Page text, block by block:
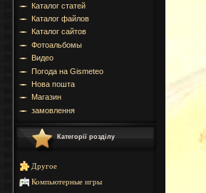
Каталог статей
Каталог файлов
Каталог сайтов
Фотоальбомы
Видео
Погода на Gismeteo
Нова пошта
Магазин
замовлення
Категорії розділу
Другое
Компьютерные игры